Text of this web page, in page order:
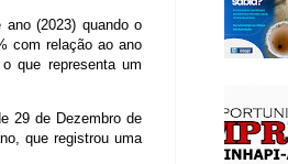
(2023) quando o
com relação ao ano
que representa um
29 de Dezembro de
que registrou uma